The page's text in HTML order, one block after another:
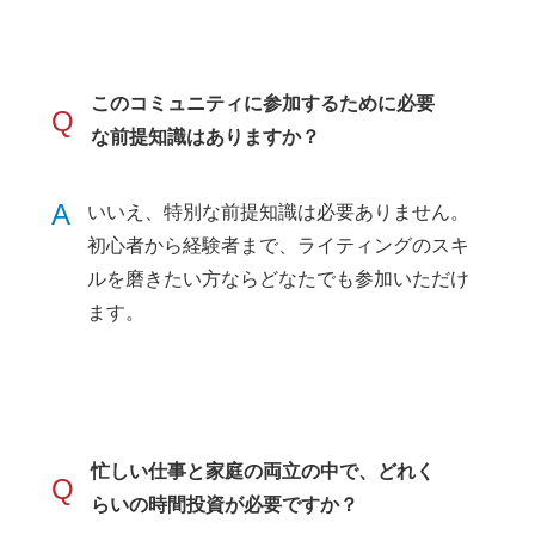
Q
このコミュニティに参加するために必要
な前提知識はありますか？
A
いいえ、特別な前提知識は必要ありません。
初心者から経験者まで、ライティングのスキ
ルを磨きたい方ならどなたでも参加いただけ
ます。
Q
忙しい仕事と家庭の両立の中で、どれく
らいの時間投資が必要ですか？